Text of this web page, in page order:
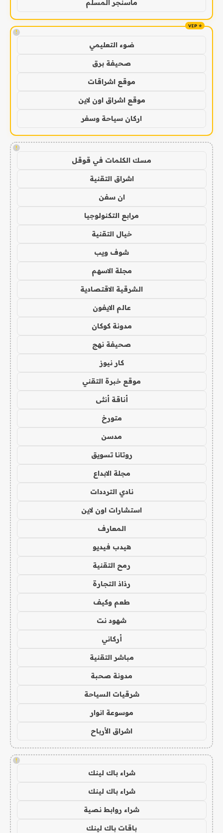
ماسنجر المسلم
!
ضوء التعليمي
صحيفة برق
موقع اشراقات
موقع اشراق اون لاين
اركان سياحة وسفر
!
مسك الكلمات في قوقل
اشراق التقنية
ان سفن
مرابع التكنولوجيا
خيال التقنية
شوف ويب
مجلة الاسهم
الشرقية الاقتصادية
عالم الايفون
مدونة كوكان
صحيفة نهج
كار نيوز
موقع خبرة التقني
أناقة أنثى
متورخ
مدسن
روتانا تسويق
مجلة الابداع
نادي الترددات
استشارات اون لاين
المعارف
هيدب فيديو
رمح التقنية
رذاذ التجارة
طعم وكيف
شهود نت
أركاني
مباشر التقنية
مدونة صحبة
شرقيات السياحة
موسوعة انوار
اشراق الأرباح
!
شراء باك لينك
شراء باك لينك
شراء روابط نصية
باقات باك لينك